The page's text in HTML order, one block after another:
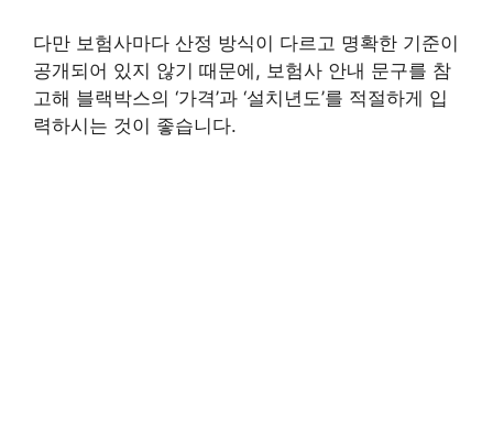
다만 보험사마다 산정 방식이 다르고 명확한 기준이
공개되어 있지 않기 때문에, 보험사 안내 문구를 참
고해 블랙박스의 ‘가격’과 ‘설치년도’를 적절하게 입
력하시는 것이 좋습니다.